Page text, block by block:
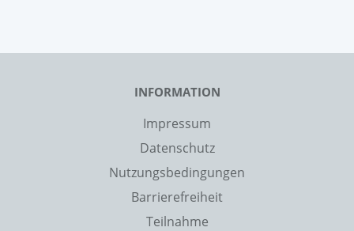
INFORMATION
Impressum
Datenschutz
Nutzungsbedingungen
Barrierefreiheit
Teilnahme